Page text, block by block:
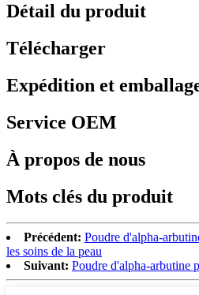
Détail du produit
Télécharger
Expédition et
Service OEM
À propos de nous
Mots clés du produit
Précédent: Poudre d'alpha-
les soins de la peau
Suivant: Poudre d'alpha-arbutine